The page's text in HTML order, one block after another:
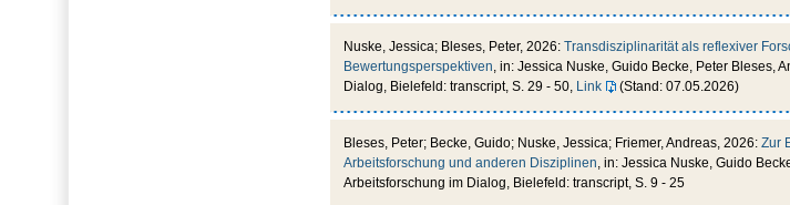
Nuske, Jessica; Bleses, Peter, 2026: Transdisziplinarität als reflexiver
Bewertungsperspektiven, in: Jessica Nuske, Guido Becke, Peter Bleses,
Dialog, Bielefeld: transcript, S. 29 - 50, Link (Stand: 07.05.2026)
Bleses, Peter; Becke, Guido; Nuske, Jessica; Friemer, Andreas, 2026: Zur
Arbeitsforschung und anderen Disziplinen, in: Jessica Nuske, Guido
Arbeitsforschung im Dialog, Bielefeld: transcript, S. 9 - 25